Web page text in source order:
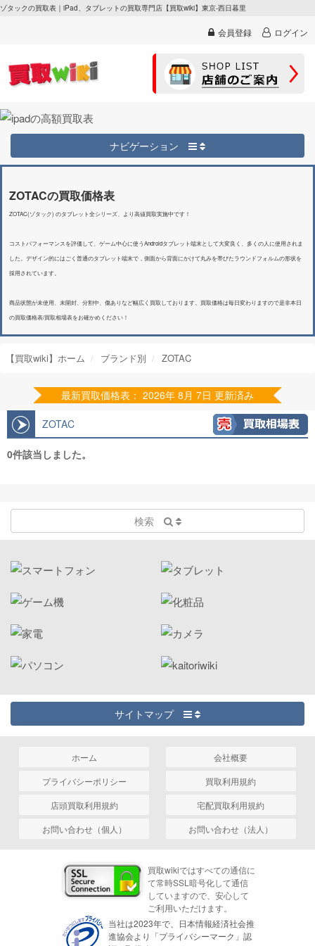
ゾタックの買取表｜iPad、タブレットの買取専門店【買取wiki】東京-西日暮里
会員登録 ログイン
ナビゲーション
ZOTACの買取価格表
ZOTAC(ゾタック) のタブレット全シリーズ、より高値買取実施中です！
コストパフォーマンスを評価して、ゲーム中心に使うAndroidタブレット端末として大変良く、多くの人に使用されま
した。デザイン的にはごく普通のタブレット端末で，側面から背面にかけて丸みを帯びたラウンドフォルムの形状を
採用されています。
商品状態が未使用、未開封、分割中、傷ありなど幅広く買取しております。買取価格は毎日変わりますので是非本日
の買取価格表/買取相場表をお確かめください！
【買取wiki】ホーム ブランド別 ZOTAC
最新買取価格表： 2026年 8月 7日 更新済み
ZOTAC
0件該当しました。
検索
サイトマップ
ホーム
会社概要
プライバシーポリシー
買取利用規約
店頭買取利用規約
宅配買取利用規約
お問い合わせ（個人）
お問い合わせ（法人）
買取wikiではすべての通信に
て常時SSL暗号化して通信
していますので、安心して
ご利用いただけます。
当社は2023年で、日本情報経済社会推
進協会より「プライバシーマーク」認